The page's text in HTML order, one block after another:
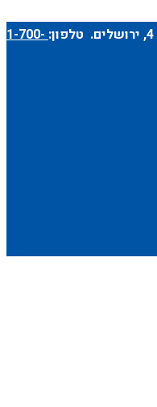
, ירושלים. טלפון: 1-700-